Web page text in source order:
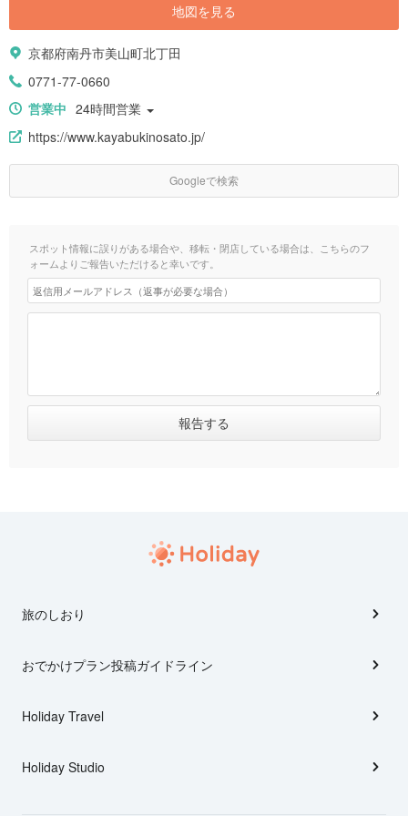
地図を見る
京都府南丹市美山町北丁田
0771-77-0660
営業中 24時間営業
https://www.kayabukinosato.jp/
Googleで検索
スポット情報に誤りがある場合や、移転・閉店している場合は、こちらのフ
ォームよりご報告いただけると幸いです。
旅のしおり
おでかけプラン投稿ガイドライン
Holiday Travel
Holiday Studio